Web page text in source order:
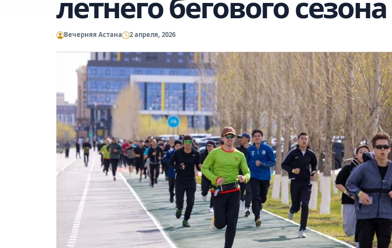
Вечерняя Астана 2 апреля, 2026